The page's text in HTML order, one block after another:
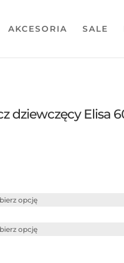
AKCESORIA SALE
dziewczęcy Elisa